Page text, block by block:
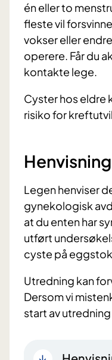
én eller to
fleste vil
vokser eller
operere. Får du
kontakte lege.
Cyster hos eldre
risiko for
Legen henviser
gynekologisk
at du enten har
utført
cyste på
Utredning kan
Dersom vi
start av utredning